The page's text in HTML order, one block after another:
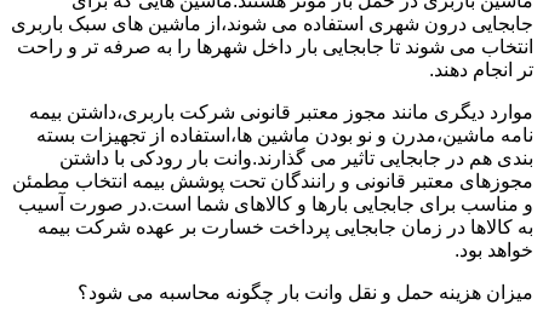
جابجایی درون شهری استفاده می شوند،از ماشین های سبک باربری
انتخاب می شوند تا جابجایی بار داخل شهرها را به صرفه تر و راحت
تر انجام دهند.
موارد دیگری مانند مجوز معتبر قانونی شرکت باربری،داشتن بیمه
نامه ماشین،مدرن و نو بودن ماشین ها،استفاده از تجهیزات بسته
بندی هم در جابجایی تاثیر می گذارند.وانت بار رودکی با داشتن
مجوزهای معتبر قانونی و رانندگان تحت پوشش بیمه انتخاب مطمئن
و مناسب برای جابجایی بارها و کالاهای شما است.در صورت آسیب
به کالاها در زمان جابجایی پرداخت خسارت بر عهده شرکت بیمه
خواهد بود.
میزان هزینه حمل و نقل وانت بار چگونه محاسبه می شود؟